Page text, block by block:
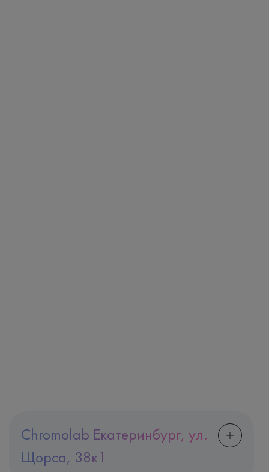
Chromolab Екатеринбург, ул.
Щорса, 38к1